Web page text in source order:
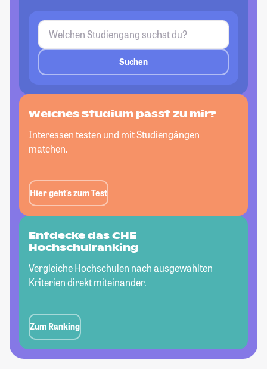
Suchen
Welches Studium passtzu mir?
Interessen testen und mit Studiengängen
matchen.
Hier geht’s zum Test
Entdecke das CHE
Hochschulranking
Vergleiche Hochschulen nach ausgewählten
Kriterien direkt miteinander.
Zum Ranking